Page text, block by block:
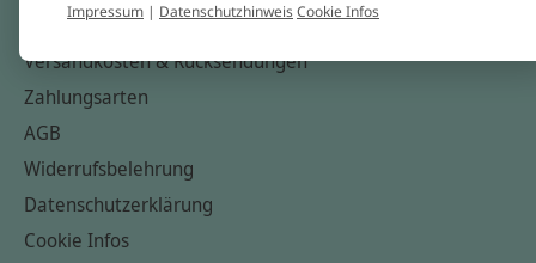
Kontakt
Versandkosten & Rücksendungen
Zahlungsarten
AGB
Widerrufsbelehrung
Datenschutzerklärung
Cookie Infos
Impressum | DatenschutzhinweisCookie Infos